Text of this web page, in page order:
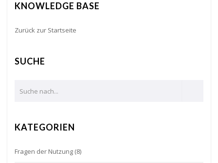
KNOWLEDGE BASE
Zurück zur Startseite
SUCHE
KATEGORIEN
Fragen der Nutzung (8)